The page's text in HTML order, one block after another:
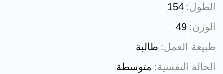
الطول 154
الوزن 49
طبيعة العمل طالبة
الحالة النفسية
متوسطة